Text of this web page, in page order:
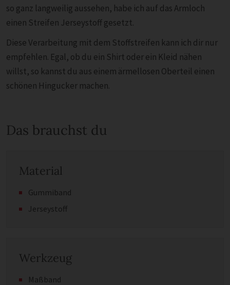
so ganz langweilig aussehen, habe ich auf das Armloch
einen Streifen Jerseystoff gesetzt.
Diese Verarbeitung mit dem Stoffstreifen kann ich dir nur
empfehlen. Egal, ob du ein Shirt oder ein Kleid nähen
willst, so kannst du aus einem ärmellosen Oberteil einen
schönen Hingucker machen.
Das brauchst du
Material
Gummiband
Jerseystoff
Werkzeug
Maßband